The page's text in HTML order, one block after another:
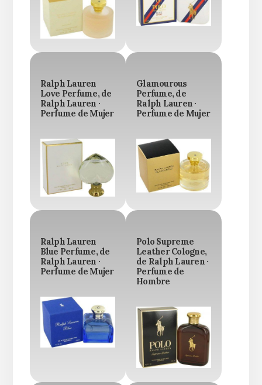
Ralph Lauren
Love Perfume, de
Ralph Lauren ·
Perfume de Mujer
Glamourous
Perfume, de
Ralph Lauren ·
Perfume de Mujer
Ralph Lauren
Blue Perfume, de
Ralph Lauren ·
Perfume de Mujer
Polo Supreme
Leather Cologne,
de Ralph Lauren ·
Perfume de
Hombre